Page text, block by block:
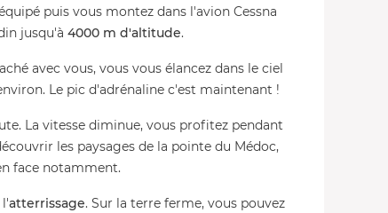
puis vous montez dans l'avion Cessna
jusqu'à 4000 m d'altitude.
avec vous, vous vous élancez dans le ciel
Le pic d'adrénaline c'est maintenant !
La vitesse diminue, vous profitez pendant
les paysages de la pointe du Médoc,
face notamment.
atterrissage. Sur la terre ferme, vous pouvez